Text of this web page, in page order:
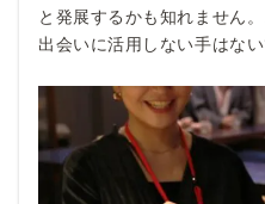
と発展するかも知れません
出会いに活用しない手はない